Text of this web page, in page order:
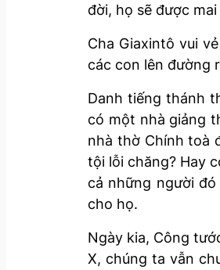
đời, họ sẽ được
Cha Giaxintô vui
các con lên đường
Danh tiếng thánh
có một nhà giảng
nhà thờ Chính toà
tội lỗi chăng? Hay
cả những người
cho họ.
Ngày kia, Công
X, chúng ta vẫn